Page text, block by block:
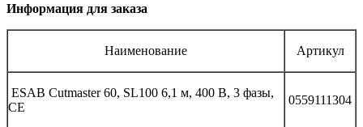
Информация для заказа
Наименование Артикул
ESAB Cutmaster 60, SL100 6,1 м, 400 В, 3 фазы,
CE
0559111304